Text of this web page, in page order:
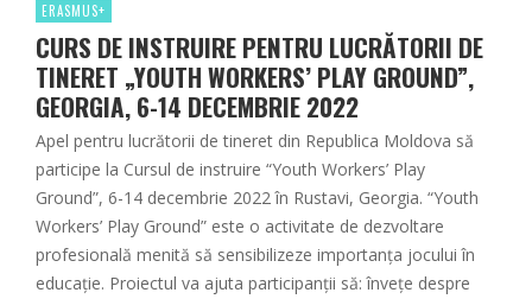
ERASMUS+
CURS DE INSTRUIRE PENTRU LUCRĂTORII DE
TINERET „YOUTH WORKERS’ PLAY GROUND”,
GEORGIA, 6-14 DECEMBRIE 2022
Apel pentru lucrătorii de tineret din Republica Moldova să
participe la Cursul de instruire “Youth Workers’ Play
Ground”, 6-14 decembrie 2022 în Rustavi, Georgia. “Youth
Workers’ Play Ground” este o activitate de dezvoltare
profesională menită să sensibilizeze importanța jocului în
educație. Proiectul va ajuta participanții să: învețe despre